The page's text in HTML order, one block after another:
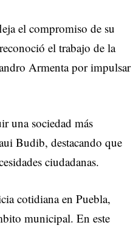
el compromiso de su
el trabajo de la
Armenta por impulsar
una sociedad más
Budib, destacando que
ciudadanas.
cotidiana en Puebla,
municipal. En este